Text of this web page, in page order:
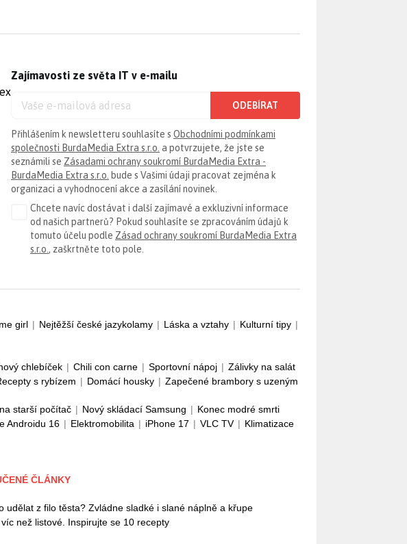
Zajímavosti ze světa IT v e-mailu
ODEBÍRAT
Přihlášením k newsletteru souhlasíte s Obchodními podmínkami
společnosti BurdaMedia Extra s.r.o. a potvrzujete, že jste se
seznámili se Zásadami ochrany soukromí BurdaMedia Extra -
BurdaMedia Extra s.r.o. bude s Vašimi údaji pracovat zejména k
organizaci a vyhodnocení akce a zasílání novinek.
Chcete navíc dostávat i další zajímavé a exkluzivní informace
od našich partnerů? Pokud souhlasíte se zpracováním údajů k
tomuto účelu podle Zásad ochrany soukromí BurdaMedia Extra
s.r.o. , zaškrtněte toto pole.
girl | Nejtěžší české jazykolamy | Láska a vztahy | Kulturní tipy |
chlebíček | Chili con carne | Sportovní nápoj | Zálivky na salát
s rybízem | Domácí housky | Zapečené brambory s uzeným
starší počítač | Nový skládací Samsung | Konec modré smrti
Androidu 16 | Elektromobilita | iPhone 17 | VLC TV | Klimatizace
ČLÁNKY
udělat z filo těsta? Zvládne sladké i slané náplně a křupe
než listové. Inspirujte se 10 recepty